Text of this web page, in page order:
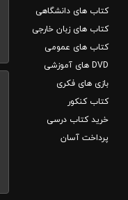
کتاب های دانشگاهی
کتاب های زبان خارجی
کتاب های عمومی
DVD های آموزشی
بازی های فکری
کتاب کنکور
خرید کتاب درسی
پرداخت آسان